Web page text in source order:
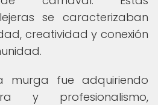
se caracterizaban
creatividad y conexión
murga fue adquiriendo
y profesionalismo,